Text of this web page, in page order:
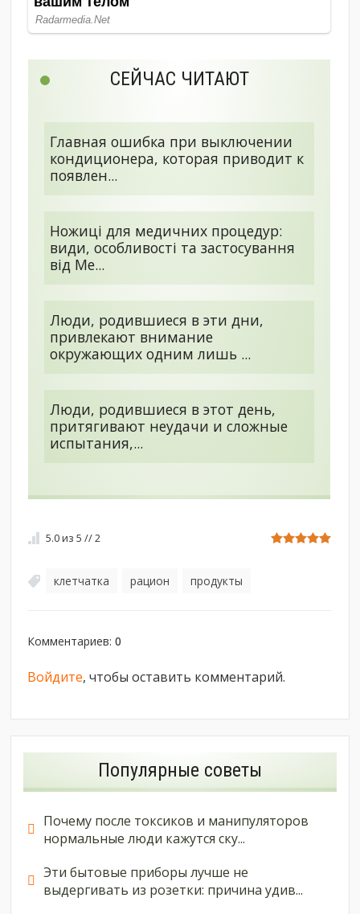
СЕЙЧАС ЧИТАЮТ
Главная ошибка при выключении
кондиционера, которая приводит к
появлен...
Ножиці для медичних процедур:
види, особливості та застосування
від Me...
Люди, родившиеся в эти дни,
привлекают внимание
окружающих одним лишь ...
Люди, родившиеся в этот день,
притягивают неудачи и сложные
испытания,...
5.0из5 //2
клетчатка рацион продукты
Комментариев:0
Войдите, чтобы оставить комментарий.
Популярные советы
Почему после токсиков и манипуляторов
нормальные люди кажутся ску...
Эти бытовые приборы лучше не
выдергивать из розетки: причина удив...